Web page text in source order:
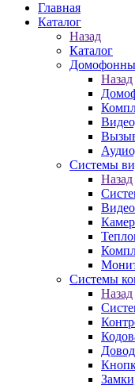
Главная
Каталог
Назад
Каталог
Назад
Системы
Назад
Системы
Назад